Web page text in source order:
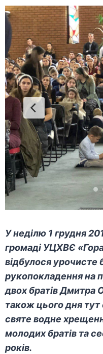
У неділю 1 грудня
громаді УЦХВЄ
відбулося урочисте
рукопокладення на
двох братів Дмитра
також цього дня тут
святе водне
молодих братів та
років.